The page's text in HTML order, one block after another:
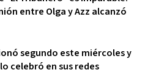
entre Olga y Azz alcanzó
segundo este miércoles y
celebró en sus redes